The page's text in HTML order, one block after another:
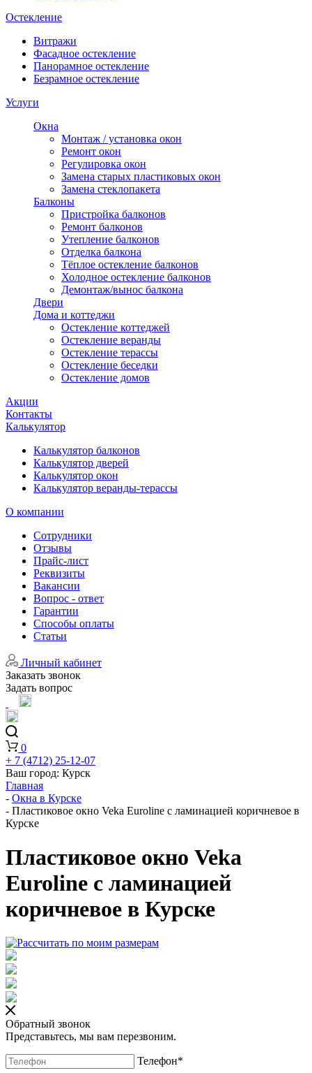
Остекление
Витражи
Фасадное остекление
Панорамное остекление
Безрамное остекление
Услуги
Окна
Монтаж / установка окон
Ремонт окон
Регулировка окон
Замена старых пластиковых окон
Замена стеклопакета
Балконы
Пристройка балконов
Ремонт балконов
Утепление балконов
Отделка балкона
Тёплое остекление балконов
Холодное остекление балконов
Демонтаж/вынос балкона
Двери
Дома и коттеджи
Остекление коттеджей
Остекление веранды
Остекление терассы
Остекление беседки
Остекление домов
Акции
Контакты
Калькулятор
Калькулятор балконов
Калькулятор дверей
Калькулятор окон
Калькулятор веранды-терассы
О компании
Сотрудники
Отзывы
Прайс-лист
Реквизиты
Вакансии
Вопрос - ответ
Гарантии
Способы оплаты
Статьи
Личный кабинет
Заказать звонок
Задать вопрос
0
+ 7 (4712) 25-12-07
Ваш город: Курск
Главная
- Окна в Курске
- Пластиковое окно Veka Euroline с ламинацией коричневое в
Курске
Пластиковое окно Veka
Euroline с ламинацией
коричневое в Курске
Обратный звонок
Представьтесь, мы вам перезвоним.
Телефон*